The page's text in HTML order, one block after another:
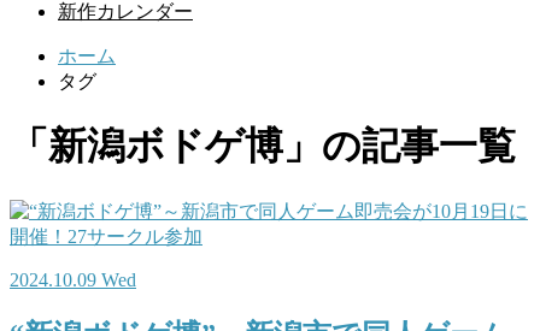
新作カレンダー
ホーム
タグ
「新潟ボドゲ博」の記事一覧
2024.10.09 Wed